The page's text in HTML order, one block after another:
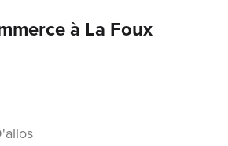
à La Foux